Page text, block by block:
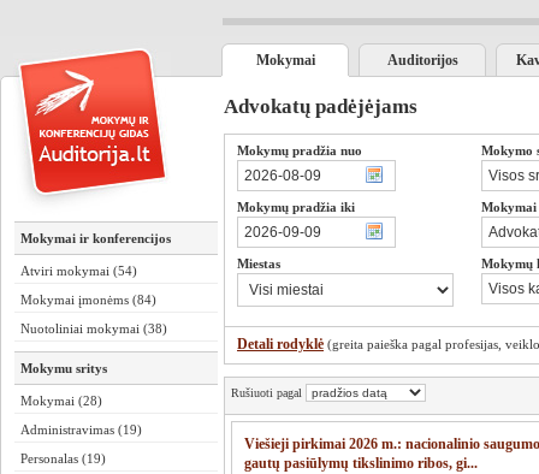
Mokymai Auditorijos
Mokymai ir konferencijos
Atviri mokymai (54)
Mokymai įmonėms (84)
Nuotoliniai mokymai (38)
Mokymu sritys
Mokymai (28)
Administravimas (19)
Personalas (19)
Advokatų padėjėjams
Mokymų pradžia nuo
Mokymų pradžia iki
Miestas
Mokymo
Mokymų
Detali rodyklė (greita paieška pagal profesijas,
Rušiuoti pagal
Viešieji pirkimai 2026 m.: nacionalinio
gautų pasiūlymų tikslinimo ribos, gi...